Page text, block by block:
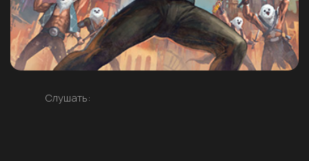
Слушать: